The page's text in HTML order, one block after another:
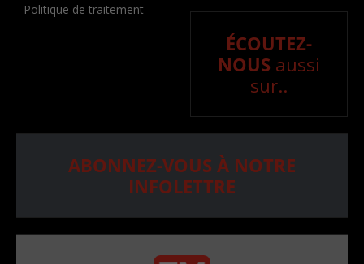
- Politique de traitement
ÉCOUTEZ-
NOUS aussi
sur..
ABONNEZ-VOUS À NOTRE
INFOLETTRE